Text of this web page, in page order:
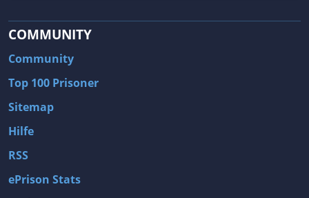
COMMUNITY
Community
Top 100 Prisoner
Sitemap
Hilfe
RSS
ePrison Stats